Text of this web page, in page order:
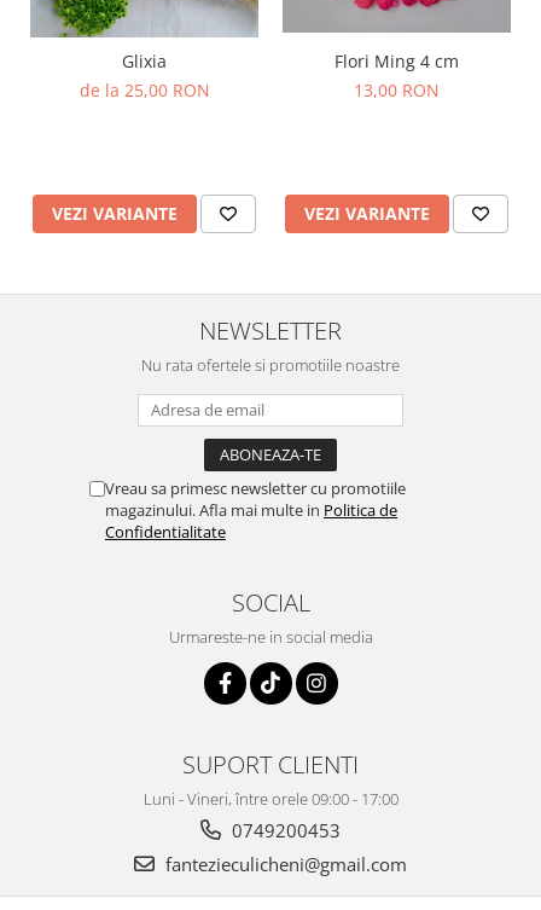
Glixia
de la 25,00 RON
VEZI VARIANTE
Flori Ming 4 cm
13,00 RON
VEZI VARIANTE
NEWSLETTER
Nu rata ofertele si promotiile noastre
Vreau sa primesc newsletter cu promotiile
magazinului. Afla mai multe in Politica de
Confidentialitate
SOCIAL
Urmareste-ne in social media
SUPORT CLIENTI
Luni - Vineri, între orele 09:00 - 17:00
0749200453
fantezieculicheni@gmail.com